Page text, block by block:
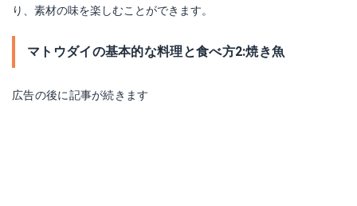
り、素材の味を楽しむことができます。
マトウダイの基本的な料理と食べ方2:焼き魚
広告の後に記事が続きます